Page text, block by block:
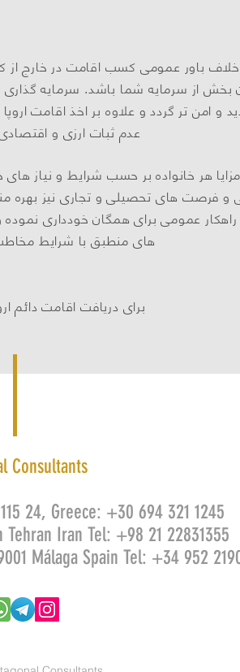
باور عمومی کسب اقامت در خارج از
از سرمایه شما باشد. سرمایه
و امن تر گردد و علاوه بر اخذ اقامت
عدم ثبات ارزی و
هر خانواده بر حسب شرایط و نیاز های
و فرصت های تحصیلی و تجاری نیز بهره
راهکار عمومی برای همگان خودداری
های منطبق با شرایط مخاطب
برای دریافت اقامت دائم
Consultants
24, Greece: +30 694 321 1245
Tehran Iran Tel: +98 21 22831355
Málaga Spain Tel: +34 952